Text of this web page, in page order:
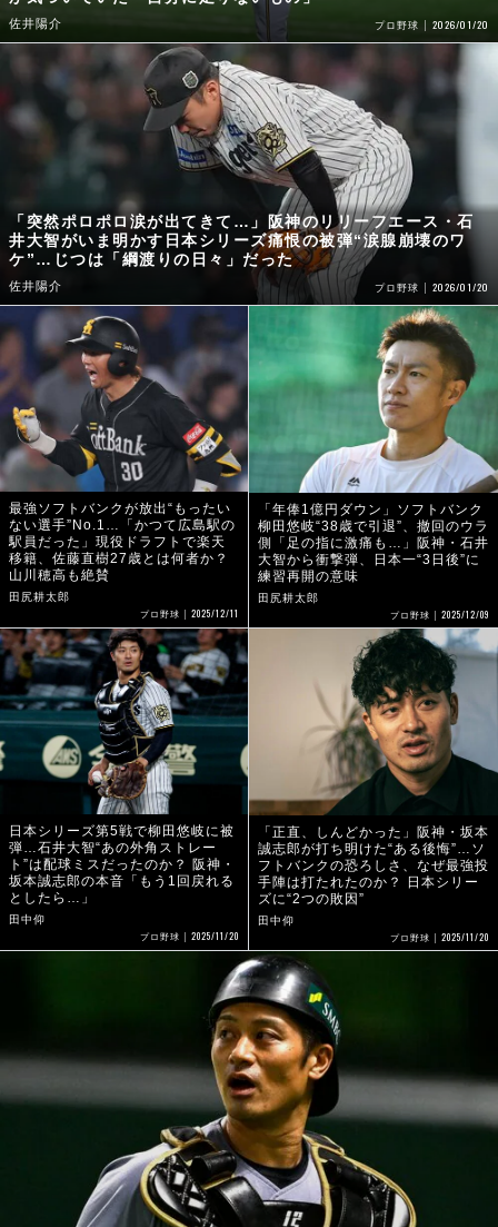
佐井陽介 プロ野球 2026/01/20
「突然ポロポロ涙が出てきて…」阪神のリリーフエース・石
井大智がいま明かす日本シリーズ痛恨の被弾“涙腺崩壊のワ
ケ”…じつは「綱渡りの日々」だった
佐井陽介 プロ野球 2026/01/20
最強ソフトバンクが放出“もったい
ない選手”No.1…「かつて広島駅の
駅員だった」現役ドラフトで楽天
移籍、佐藤直樹27歳とは何者か？
山川穂高も絶賛
田尻耕太郎
プロ野球 2025/12/11
「年俸1億円ダウン」ソフトバンク
柳田悠岐“38歳で引退”、撤回のウラ
側「足の指に激痛も…」阪神・石井
大智から衝撃弾、日本一“3日後”に
練習再開の意味
田尻耕太郎
プロ野球 2025/12/09
日本シリーズ第5戦で柳田悠岐に被
弾…石井大智“あの外角ストレー
ト”は配球ミスだったのか？ 阪神・
坂本誠志郎の本音「もう1回戻れる
としたら…」
田中仰
プロ野球 2025/11/20
「正直、しんどかった」阪神・坂本
誠志郎が打ち明けた“ある後悔”…ソ
フトバンクの恐ろしさ、なぜ最強投
手陣は打たれたのか？ 日本シリー
ズに“2つの敗因”
田中仰
プロ野球 2025/11/20